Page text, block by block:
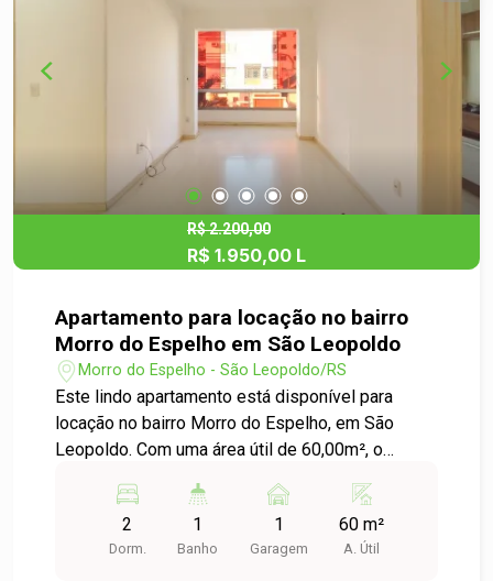
necessidades. Agende uma visita e venha
conhecer seu novo lar! Para mais informações ou
agendar uma visita, entre em contato conosco.
Estamos à disposição para ajudar você a
encontrar o seu espaço ideal!
R$ 2.200,00
R$ 1.950,00 L
Apartamento para locação no bairro
Morro do Espelho em São Leopoldo
Morro do Espelho - São Leopoldo/RS
Este lindo apartamento está disponível para
locação no bairro Morro do Espelho, em São
Leopoldo. Com uma área útil de 60,00m², o
perfeitos para acomodar sua família com
conforto e privacidade. Além disso, o
apartamento conta com 1 vaga de garagem,
2
Dorm.
1
Banho
1
Garagem
60 m²
A. Útil